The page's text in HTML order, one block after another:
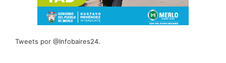
Tweets por @Infobaires24.